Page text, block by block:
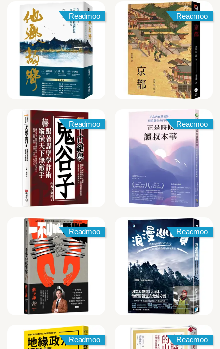
Readmoo Readmoo
Readmoo Readmoo
Readmoo Readmoo
Readmoo Readmoo